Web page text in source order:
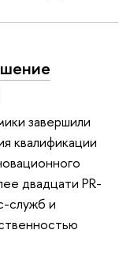
завершили
квалификации
двадцати PR-
служб и